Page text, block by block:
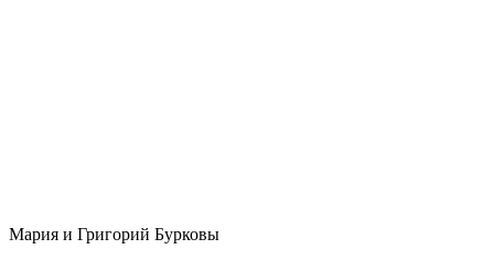
Мария и Григорий Бурковы